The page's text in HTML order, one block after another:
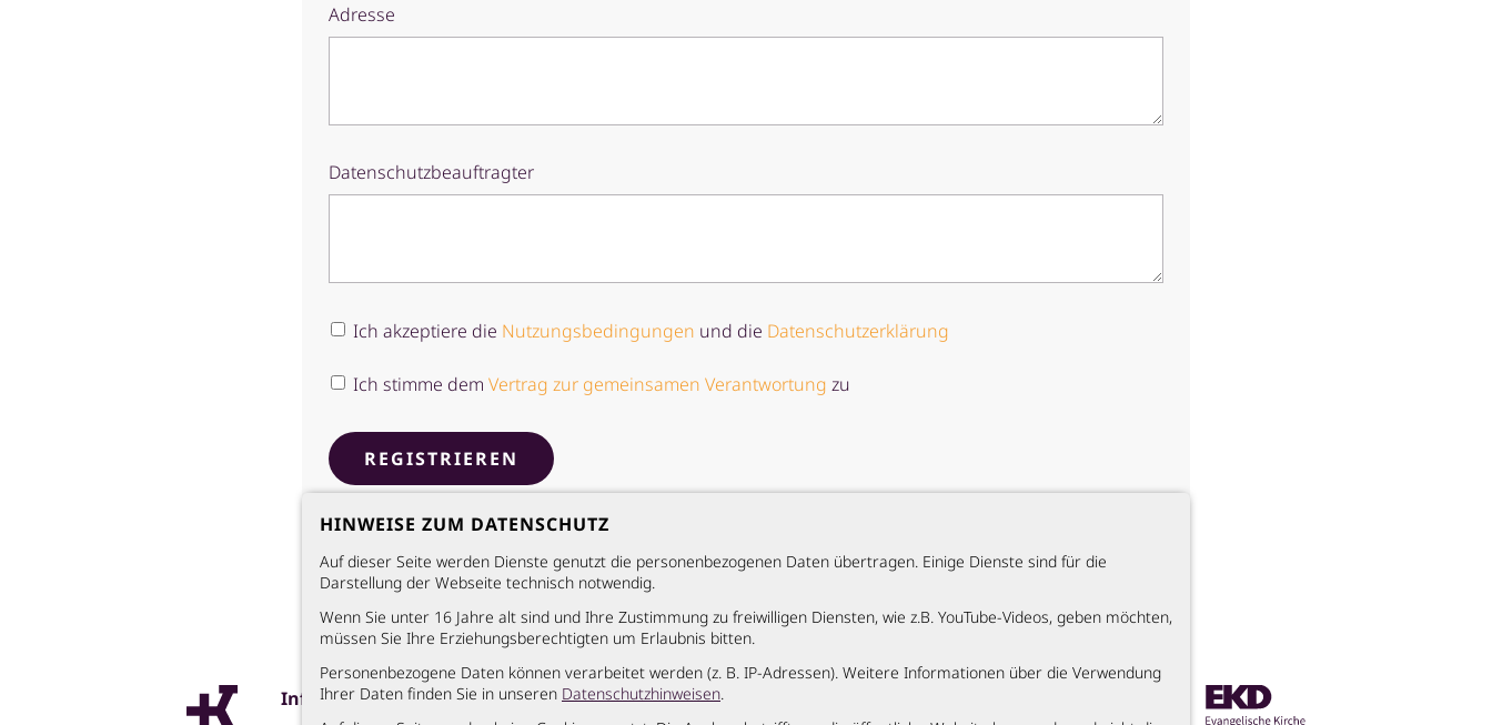
Adresse
Datenschutzbeauftragter
TelefonIch akzeptiere die Nutzungsbedingungen und die Datenschutzerklärung
Ich stimme dem Vertrag zur gemeinsamen Verantwortung zu
REGISTRIEREN
Informationen Service
HINWEISE ZUM DATENSCHUTZ
Auf dieser Seite werden Dienste genutzt die personenbezogenen Daten übertragen. Einige Dienste sind für die
Darstellung der Webseite technisch notwendig.
Wenn Sie unter 16 Jahre alt sind und Ihre Zustimmung zu freiwilligen Diensten, wie z.B. YouTube-Videos, geben möchten,
müssen Sie Ihre Erziehungsberechtigten um Erlaubnis bitten.
Personenbezogene Daten können verarbeitet werden (z. B. IP-Adressen). Weitere Informationen über die Verwendung
Ihrer Daten finden Sie in unseren Datenschutzhinweisen.